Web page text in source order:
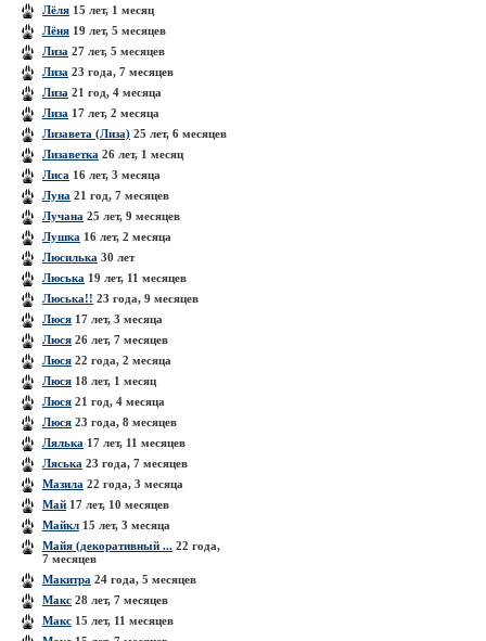
Лёля 15 лет, 1 месяц
Лёня 19 лет, 5 месяцев
Лиза 27 лет, 5 месяцев
Лиза 23 года, 7 месяцев
Лиза 21 год, 4 месяца
Лиза 17 лет, 2 месяца
Лизавета (Лиза) 25 лет, 6 месяцев
Лизаветка 26 лет, 1 месяц
Лиса 16 лет, 3 месяца
Луна 21 год, 7 месяцев
Лучана 25 лет, 9 месяцев
Лушка 16 лет, 2 месяца
Люсилька 30 лет
Люська 19 лет, 11 месяцев
Люська!! 23 года, 9 месяцев
Люся 17 лет, 3 месяца
Люся 26 лет, 7 месяцев
Люся 22 года, 2 месяца
Люся 18 лет, 1 месяц
Люся 21 год, 4 месяца
Люся 23 года, 8 месяцев
Лялька 17 лет, 11 месяцев
Ляська 23 года, 7 месяцев
Мазила 22 года, 3 месяца
Май 17 лет, 10 месяцев
Майкл 15 лет, 3 месяца
Майя (декоративный ... 22 года,
7 месяцев
Макитра 24 года, 5 месяцев
Макс 28 лет, 7 месяцев
Макс 15 лет, 11 месяцев